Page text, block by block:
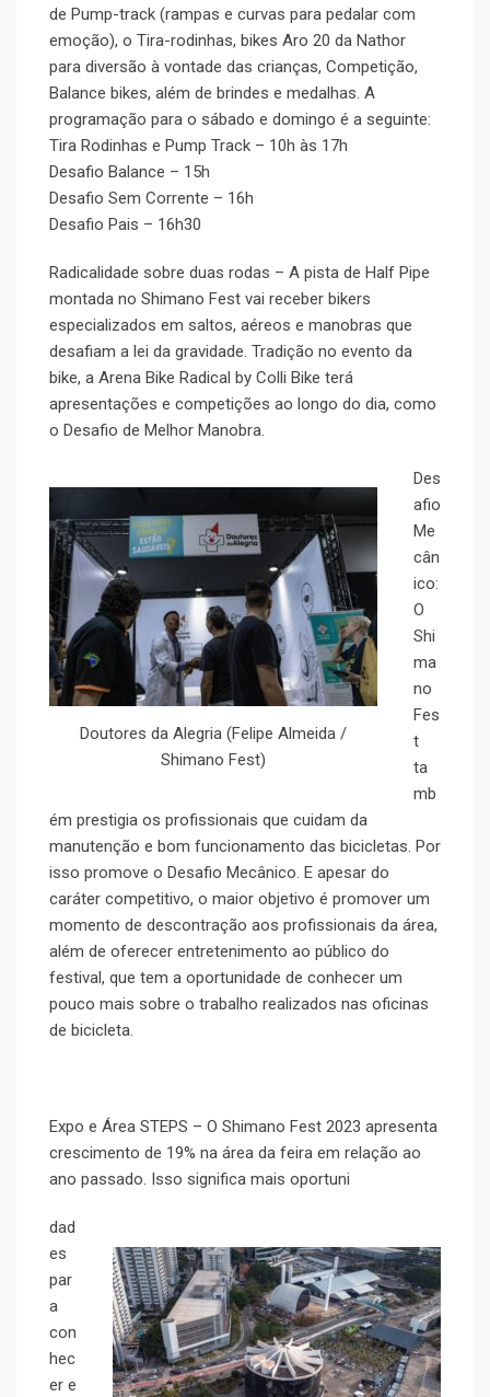
de Pump-track (rampas e curvas para pedalar com
emoção), o Tira-rodinhas, bikes Aro 20 da Nathor
para diversão à vontade das crianças, Competição,
Balance bikes, além de brindes e medalhas. A
programação para o sábado e domingo é a seguinte:
Tira Rodinhas e Pump Track – 10h às 17h
Desafio Balance – 15h
Desafio Sem Corrente – 16h
Desafio Pais – 16h30
Radicalidade sobre duas rodas – A pista de Half Pipe
montada no Shimano Fest vai receber bikers
especializados em saltos, aéreos e manobras que
desafiam a lei da gravidade. Tradição no evento da
bike, a Arena Bike Radical by Colli Bike terá
apresentações e competições ao longo do dia, como
o Desafio de Melhor Manobra.
Doutores da Alegria (Felipe Almeida /
Shimano Fest)
Des
afio
Me
cân
ico:
O
Shi
ma
no
Fes
t
ta
mb
ém prestigia os profissionais que cuidam da
manutenção e bom funcionamento das bicicletas. Por
isso promove o Desafio Mecânico. E apesar do
caráter competitivo, o maior objetivo é promover um
momento de descontração aos profissionais da área,
além de oferecer entretenimento ao público do
festival, que tem a oportunidade de conhecer um
pouco mais sobre o trabalho realizados nas oficinas
de bicicleta.
Expo e Área STEPS – O Shimano Fest 2023 apresenta
crescimento de 19% na área da feira em relação ao
ano passado. Isso significa mais oportuni
dad
es
par
a
con
hec
er e